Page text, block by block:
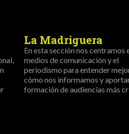
La Madriguera
En esta sección nos centramos
medios de comunicación y el
periodismo para entender
cómo nos informamos y
formación de audiencias más